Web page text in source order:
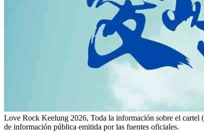
Love Rock Keelung 2026, Toda la información sobre el cartel
de información pública emitida por las fuentes oficiales.